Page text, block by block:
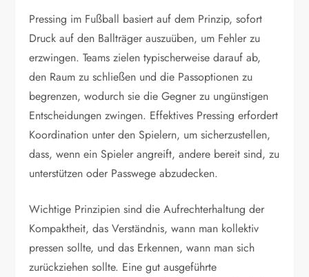
Pressing im Fußball basiert auf dem Prinzip, sofort
Druck auf den Ballträger auszuüben, um Fehler zu
erzwingen. Teams zielen typischerweise darauf ab,
den Raum zu schließen und die Passoptionen zu
begrenzen, wodurch sie die Gegner zu ungünstigen
Entscheidungen zwingen. Effektives Pressing erfordert
Koordination unter den Spielern, um sicherzustellen,
dass, wenn ein Spieler angreift, andere bereit sind, zu
unterstützen oder Passwege abzudecken.
Wichtige Prinzipien sind die Aufrechterhaltung der
Kompaktheit, das Verständnis, wann man kollektiv
pressen sollte, und das Erkennen, wann man sich
zurückziehen sollte. Eine gut ausgeführte